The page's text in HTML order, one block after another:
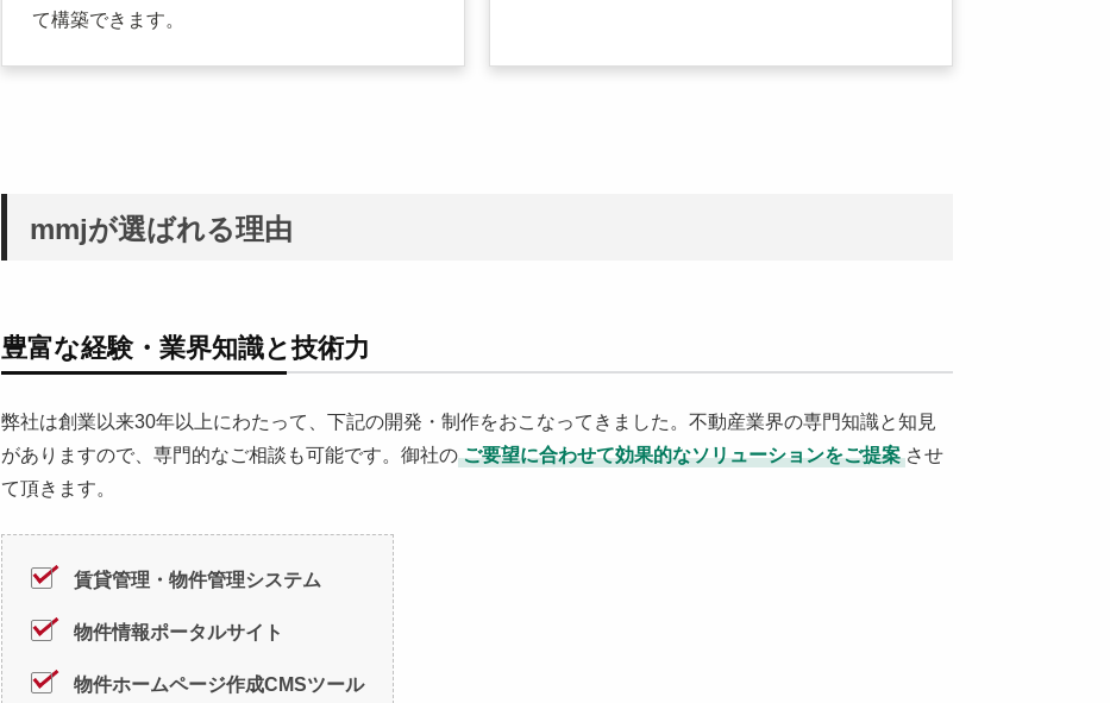
て構築できます。
mmjが選ばれる理由
豊富な経験・業界知識と技術力
弊社は創業以来30年以上にわたって、下記の開発・制作をおこなってきました。不動産業界の専門知識と知見
がありますので、専門的なご相談も可能です。御社の ご要望に合わせて効果的なソリューションをご提案 させ
て頂きます。
賃貸管理・物件管理システム
物件情報ポータルサイト
物件ホームページ作成CMSツール